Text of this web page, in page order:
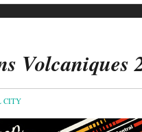
CITY